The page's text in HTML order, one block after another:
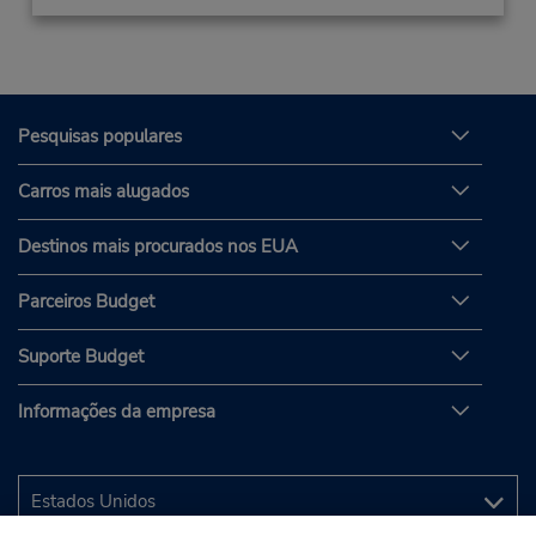
Pesquisas populares
Carros mais alugados
Destinos mais procurados nos EUA
Parceiros Budget
Suporte Budget
Informações da empresa